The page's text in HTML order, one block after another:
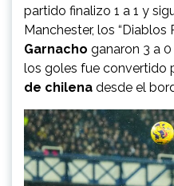
partido finalizo 1 a 1 y
Manchester, los “Diablos
Garnacho ganaron 3 a
los goles fue convertido
de chilena desde el